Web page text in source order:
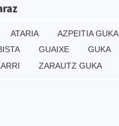
ATARIA AZPEITIA GUKA
GUAIXE GUKA
ZARAUTZ GUKA